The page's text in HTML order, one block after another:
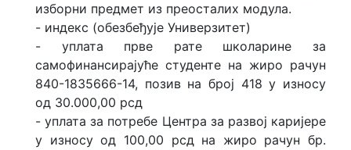
изборни предмет из преосталих модула.
- индекс (обезбеђује Универзитет)
- уплата прве рате школарине за
самофинансирајуће студенте на жиро рачун
840-1835666-14, позив на број 418 у износу
од 30.000,00 рсд
- уплата за потребе Центра за развој каријере
у износу од 100,00 рсд на жиро рачун бр.